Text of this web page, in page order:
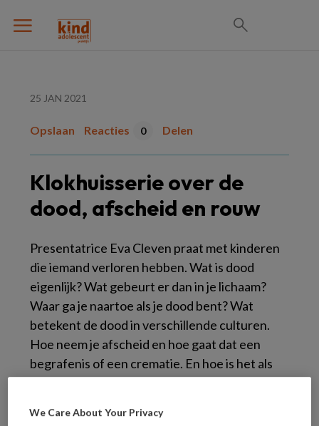
25 JAN 2021
Opslaan Reacties 0 Delen
Klokhuisserie over de
dood, afscheid en rouw
Presentatrice Eva Cleven praat met kinderen
die iemand verloren hebben. Wat is dood
eigenlijk? Wat gebeurt er dan in je lichaam?
Waar ga je naartoe als je dood bent? Wat
betekent de dood in verschillende culturen.
Hoe neem je afscheid en hoe gaat dat een
begrafenis of een crematie. En hoe is het als
kind om hier een bijdrage aan te leveren? Wat
We Care About Your Privacy